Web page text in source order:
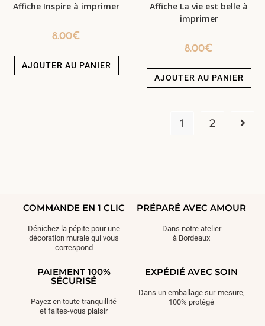
Affiche Inspire à imprimer
8.00€
AJOUTER AU PANIER
Affiche La vie est belle à
imprimer
8.00€
AJOUTER AU PANIER
1 2
COMMANDE EN 1 CLIC
Dénichez la pépite pour une
décoration murale qui vous
correspond
PRÉPARÉ AVEC AMOUR
Dans notre atelier
à Bordeaux
PAIEMENT 100%
SÉCURISÉ
Payez en toute tranquillité
et faites-vous plaisir
EXPÉDIÉ AVEC SOIN
Dans un emballage sur-mesure,
100% protégé